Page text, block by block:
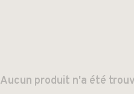
Aucun produit n'a été